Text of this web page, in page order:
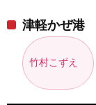
津軽かぜ港
竹村こずえ